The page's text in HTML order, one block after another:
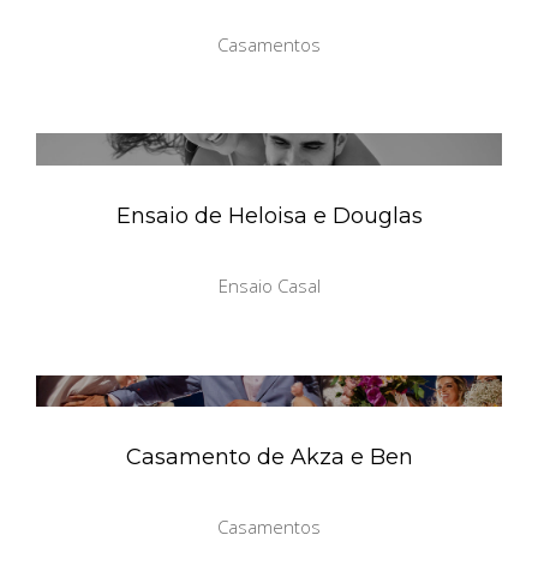
Casamentos
Ensaio de Heloisa e Douglas
Ensaio Casal
Casamento de Akza e Ben
Casamentos